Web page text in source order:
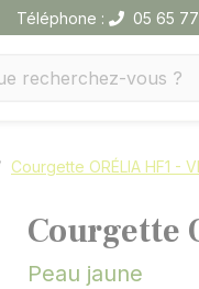
Téléphone : 05 65
Courgette ORÉLIA HF1 -
Courgette
Peau jaune